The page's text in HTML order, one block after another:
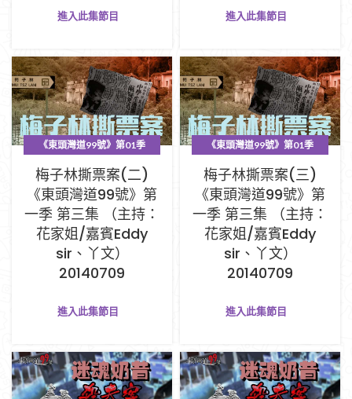
進入此集節目 進入此集節目
《東頭灣道99號》第01季
PART A (1-33集)
梅子林撕票案(二)
《東頭灣道99號》第
一季 第三集 （主持：
花家姐/嘉賓Eddy
sir、丫文）
20140709
進入此集節目
《東頭灣道99號》第01季
PART A (1-33集)
梅子林撕票案(三)
《東頭灣道99號》第
一季 第三集 （主持：
花家姐/嘉賓Eddy
sir、丫文）
20140709
進入此集節目